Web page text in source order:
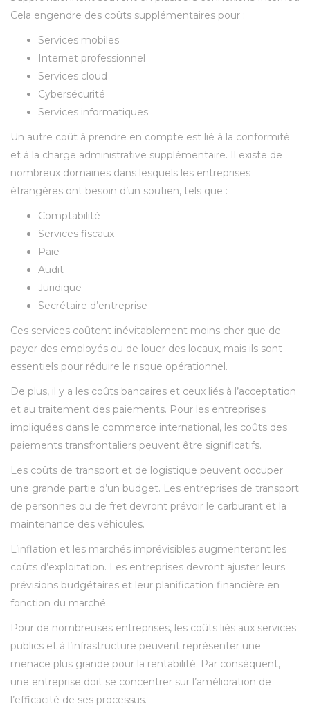
Cela engendre des coûts supplémentaires pour :
Services mobiles
Internet professionnel
Services cloud
Cybersécurité
Services informatiques
Un autre coût à prendre en compte est lié à la conformité
et à la charge administrative supplémentaire. Il existe de
nombreux domaines dans lesquels les entreprises
étrangères ont besoin d’un soutien, tels que :
Comptabilité
Services fiscaux
Paie
Audit
Juridique
Secrétaire d’entreprise
Ces services coûtent inévitablement moins cher que de
payer des employés ou de louer des locaux, mais ils sont
essentiels pour réduire le risque opérationnel.
De plus, il y a les coûts bancaires et ceux liés à l’acceptation
et au traitement des paiements. Pour les entreprises
impliquées dans le commerce international, les coûts des
paiements transfrontaliers peuvent être significatifs.
Les coûts de transport et de logistique peuvent occuper
une grande partie d’un budget. Les entreprises de transport
de personnes ou de fret devront prévoir le carburant et la
maintenance des véhicules.
L’inflation et les marchés imprévisibles augmenteront les
coûts d’exploitation. Les entreprises devront ajuster leurs
prévisions budgétaires et leur planification financière en
fonction du marché.
Pour de nombreuses entreprises, les coûts liés aux services
publics et à l’infrastructure peuvent représenter une
menace plus grande pour la rentabilité. Par conséquent,
une entreprise doit se concentrer sur l’amélioration de
l’efficacité de ses processus.